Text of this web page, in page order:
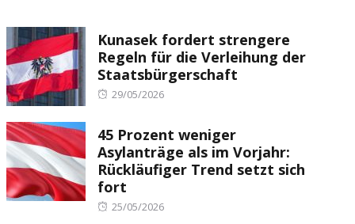
Kunasek fordert strengere
Regeln für die Verleihung der
Staatsbürgerschaft
Posted
29/05/2026
45 Prozent weniger
Asylanträge als im Vorjahr:
Rückläufiger Trend setzt sich
fort
Posted
25/05/2026